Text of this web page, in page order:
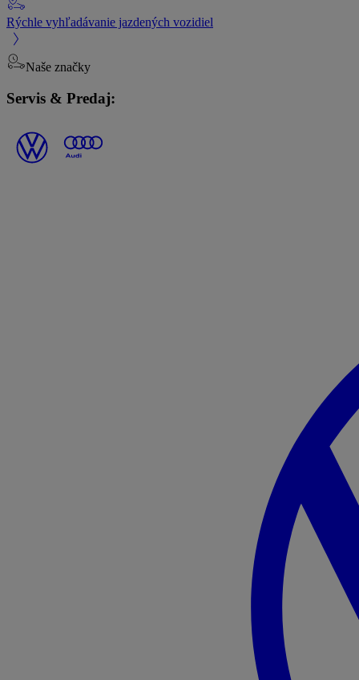
Rýchle vyhľadávanie jazdených vozidiel
Naše značky
Servis & Predaj: